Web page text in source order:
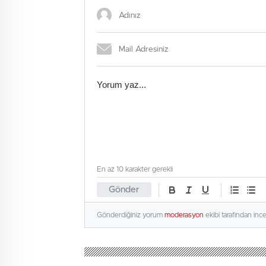
Gönder
En az 10 karakter gerekli
Gönderdiğiniz yorum moderasyon ekibi tarafından